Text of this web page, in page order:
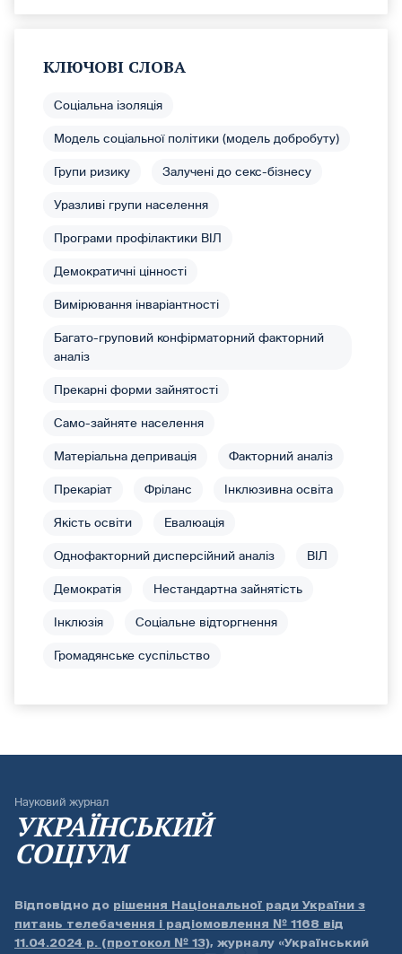
КЛЮЧОВІ СЛОВА
Соціальна ізоляція
Модель соціальної політики (модель добробуту)
Групи ризику Залучені до секс-бізнесу
Уразливі групи населення
Програми профілактики ВІЛ
Демократичні цінності
Вимірювання інваріантності
Багато-груповий конфірматорний факторний
аналіз
Прекарні форми зайнятості
Само-зайняте населення
Матеріальна депривація Факторний аналіз
Прекаріат Фріланс Інклюзивна освіта
Якість освіти Евалюація
Однофакторний дисперсійний аналіз ВІЛ
Демократія Нестандартна зайнятість
Інклюзія Соціальне відторгнення
Громадянське суспільство
Науковий журнал
УКРАЇНСЬКИЙ
СОЦІУМ
Відповідно до рішення Національної ради України з
питань телебачення і радіомовлення № 1168 від
11.04.2024 р. (протокол № 13), журналу «Український